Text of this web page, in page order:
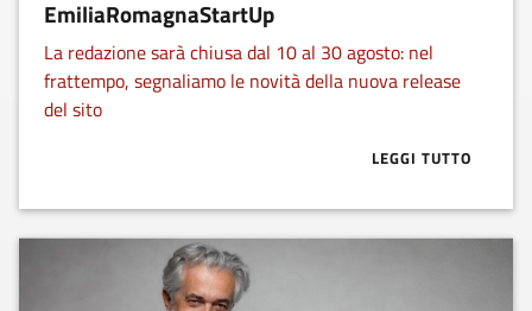
EmiliaRomagnaStartUp
La redazione sarà chiusa dal 10 al 30 agosto: nel
frattempo, segnaliamo le novità della nuova release
del sito
LEGGI TUTTO
ABOUT